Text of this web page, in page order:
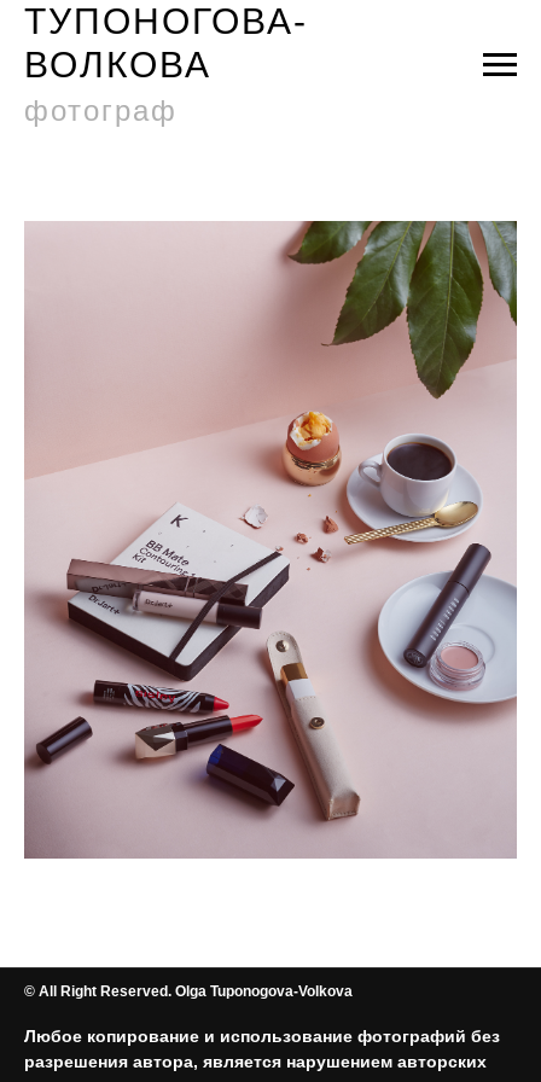
ТУПОНОГОВА-
ВОЛКОВА
фотограф
© All Right Reserved. Olga Tuponogova-Volkova
Любое копирование и использование фотографий без
разрешения автора, является нарушением авторских